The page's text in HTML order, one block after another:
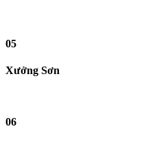
05
Xưởng Sơn
06